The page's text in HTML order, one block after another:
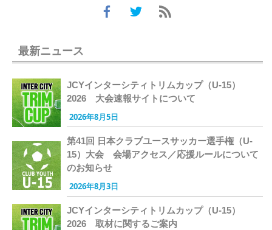
最新ニュース
JCYインターシティトリムカップ（U-15）
2026 大会速報サイトについて
2026年8月5日
第41回 日本クラブユースサッカー選手権（U-
15）大会 会場アクセス／応援ルールについて
のお知らせ
2026年8月3日
JCYインターシティトリムカップ（U-15）
2026 取材に関するご案内